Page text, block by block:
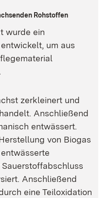
Rohstoffen
wurde ein
um aus
zerkleinert und
Anschließend
entwässert.
von Biogas
Anschließend
eine Teiloxidation